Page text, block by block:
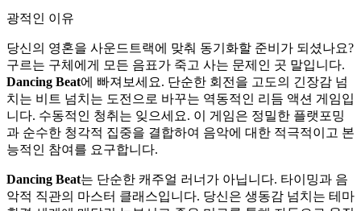
광적인 이유
당신의 영혼을 사운드트랙에 맞춰 동기화할 준비가 되셨나요?
구르는 구체에게 모든 음표가 죽고 사는 문제인 곳 말입니다.
Dancing Beat에 빠져보세요. 단순한 회전을 고도의 긴장감 넘
치는 비트 넘치는 도전으로 바꾸는 역동적인 리듬 액션 게임입
니다. 수동적인 청취는 잊으세요. 이 게임은 정밀한 플랫포밍
과 순수한 청각적 집중을 결합하여 음악에 대한 적극적이고 본
능적인 참여를 요구합니다.
Dancing Beat는 단순한 캐주얼 러너가 아닙니다. 타이밍과 음
악적 직관의 마스터 클래스입니다. 당신은 생동감 넘치는 테마